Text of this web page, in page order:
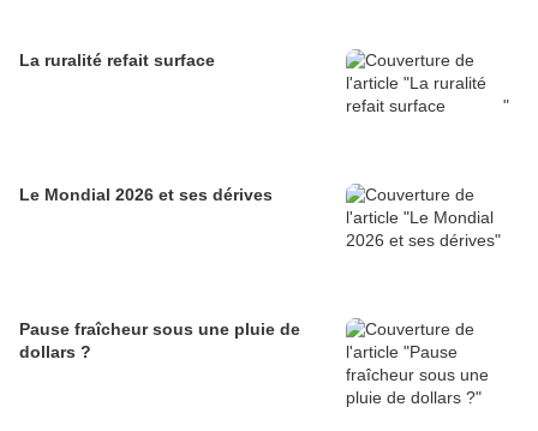
Le Mondial 2026 et ses dérives
Pause fraîcheur sous une pluie de
dollars ?